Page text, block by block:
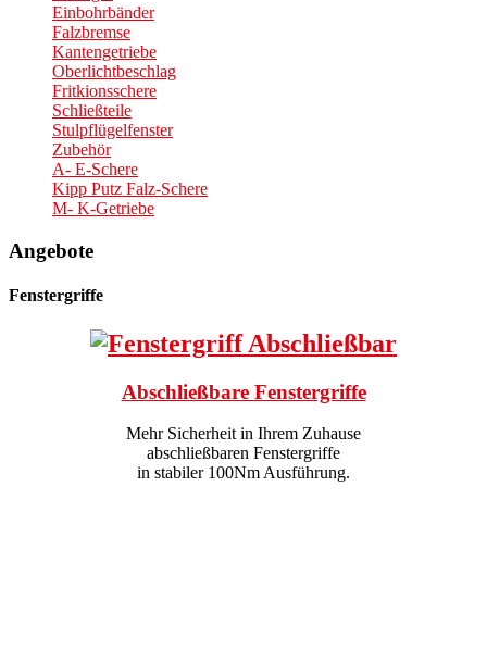
Einbohrbänder
Falzbremse
Kantengetriebe
Oberlichtbeschlag
Fritkionsschere
Schließteile
Stulpflügelfenster
Zubehör
A- E-Schere
Kipp Putz Falz-Schere
M- K-Getriebe
Angebote
Fenstergriffe
Abschließbare Fenstergriffe
Mehr Sicherheit in Ihrem Zuhause
abschließbaren Fenstergriffe
in stabiler 100Nm Ausführung.